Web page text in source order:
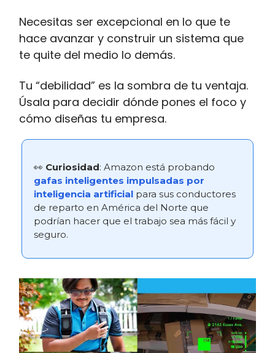
Necesitas ser excepcional en lo que te
hace avanzar y construir un sistema que
te quite del medio lo demás.
Tu “debilidad” es la sombra de tu ventaja.
Úsala para decidir dónde pones el foco y
cómo diseñas tu empresa.
👀 Curiosidad: Amazon está probando
gafas inteligentes impulsadas por
inteligencia artificial para sus conductores
de reparto en América del Norte que
podrían hacer que el trabajo sea más fácil y
seguro.